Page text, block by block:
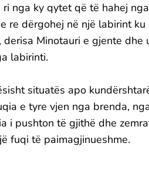
nga ky qytet që të hahej
re dërgohej në një labirint
Minotauri e gjente dhe
labirinti.
situatës apo
e tyre vjen nga brenda,
i pushton të gjithë dhe
fuqi të paimagjinueshme.